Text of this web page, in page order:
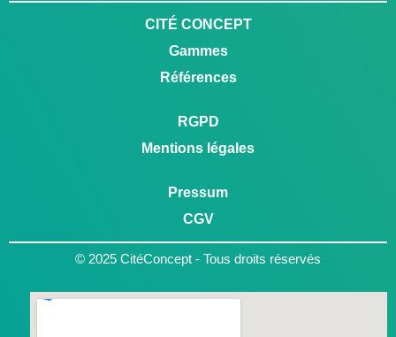
CITÉ CONCEPT
Gammes
Références
RGPD
Mentions légales
Pressum
CGV
© 2025 CitéConcept - Tous droits réservés